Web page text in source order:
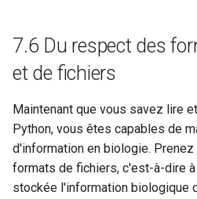
7.6 Du respect des
et de fichiers
Maintenant que vous savez lire
Python, vous êtes capables de
d'information en biologie. Prenez
formats de fichiers, c'est-à-dire
stockée l'information biologique